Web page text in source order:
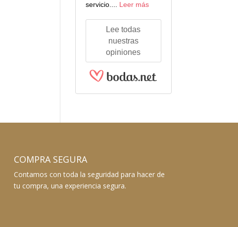
servicio.... Leer más
Lee todas
nuestras
opiniones
COMPRA SEGURA
Contamos con toda la seguridad para hacer de
tu compra, una experiencia segura.